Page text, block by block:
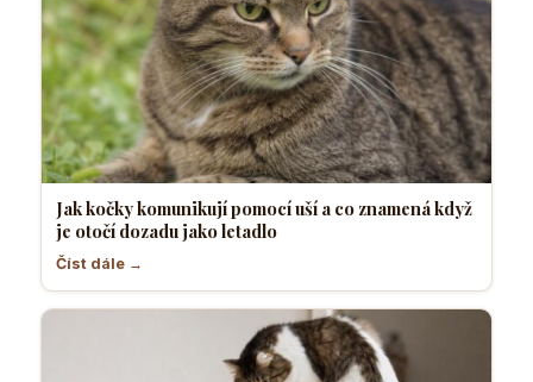
Jak kočky komunikují pomocí uší a co znamená když
je otočí dozadu jako letadlo
Číst dále →